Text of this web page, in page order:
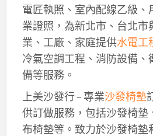
電匠執照、室內配線乙級、
業證照，為新北市、台北市
業、工廠、家庭提供水電工
冷氣空調工程、消防設備、
備等服務。
上美沙發行 – 專業沙發椅墊
供訂做服務，包括沙發椅墊
布椅墊等。致力於沙發椅墊